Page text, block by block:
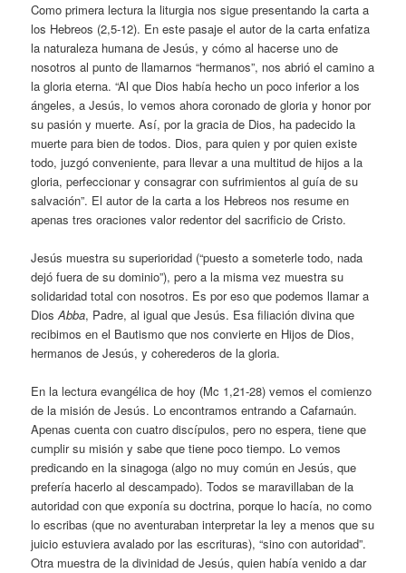
Como primera lectura la liturgia nos sigue presentando la carta a
los Hebreos (2,5-12). En este pasaje el autor de la carta enfatiza
la naturaleza humana de Jesús, y cómo al hacerse uno de
nosotros al punto de llamarnos “hermanos”, nos abrió el camino a
la gloria eterna. “Al que Dios había hecho un poco inferior a los
ángeles, a Jesús, lo vemos ahora coronado de gloria y honor por
su pasión y muerte. Así, por la gracia de Dios, ha padecido la
muerte para bien de todos. Dios, para quien y por quien existe
todo, juzgó conveniente, para llevar a una multitud de hijos a la
gloria, perfeccionar y consagrar con sufrimientos al guía de su
salvación”. El autor de la carta a los Hebreos nos resume en
apenas tres oraciones valor redentor del sacrificio de Cristo.
Jesús muestra su superioridad (“puesto a someterle todo, nada
dejó fuera de su dominio”), pero a la misma vez muestra su
solidaridad total con nosotros. Es por eso que podemos llamar a
DiosAbba, Padre, al igual que Jesús. Esa filiación divina que
recibimos en el Bautismo que nos convierte en Hijos de Dios,
hermanos de Jesús, y coherederos de la gloria.
En la lectura evangélica de hoy (Mc 1,21-28) vemos el comienzo
de la misión de Jesús. Lo encontramos entrando a Cafarnaún.
Apenas cuenta con cuatro discípulos, pero no espera, tiene que
cumplir su misión y sabe que tiene poco tiempo. Lo vemos
predicando en la sinagoga (algo no muy común en Jesús, que
prefería hacerlo al descampado). Todos se maravillaban de la
autoridad con que exponía su doctrina, porque lo hacía, no como
lo escribas (que no aventuraban interpretar la ley a menos que su
juicio estuviera avalado por las escrituras), “sino con autoridad”.
Otra muestra de la divinidad de Jesús, quien había venido a dar